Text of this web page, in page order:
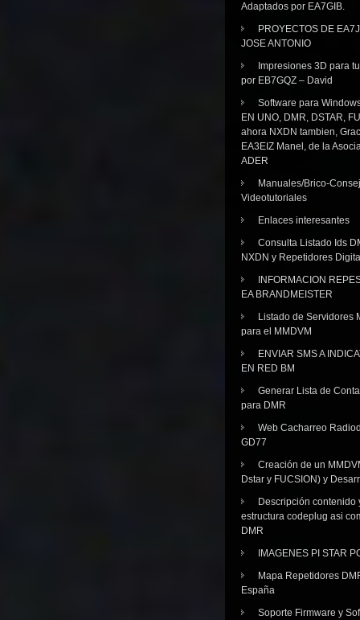
Adaptados por EA7GIB.
PROYECTOS DE
JOSE ANTONIO
Impresiones 3D para
por EB7GQZ – David
Software para
EN UNO, DMR, DSTAR,
ahora NXDN tambien,
EA3EIZ Manel, de la
ADER
Manuales/Brico-
Videotutoriales
Enlaces interesantes
Consulta Listado Ids
NXDN y Repetidores
INFORMACION
EA BRANDMEISTER
Listado de Servidores
para el MMDVM
ENVIAR SMS A
EN RED BM
Generar Lista de
para DMR
Web Cacharreo
GD77
Creación de un
Dstar y FUCSION) y
Descripción contenido
estructura codeplug asi
DMR
IMAGENES PI STAR
Mapa Repetidores
España
Soporte Firmware y